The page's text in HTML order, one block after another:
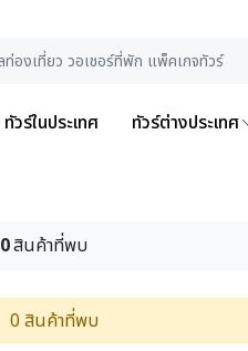
ทัวร์ในประเทศ ทัวร์ต่างประเทศ
0สินค้าที่พบ
0 สินค้าที่พบ